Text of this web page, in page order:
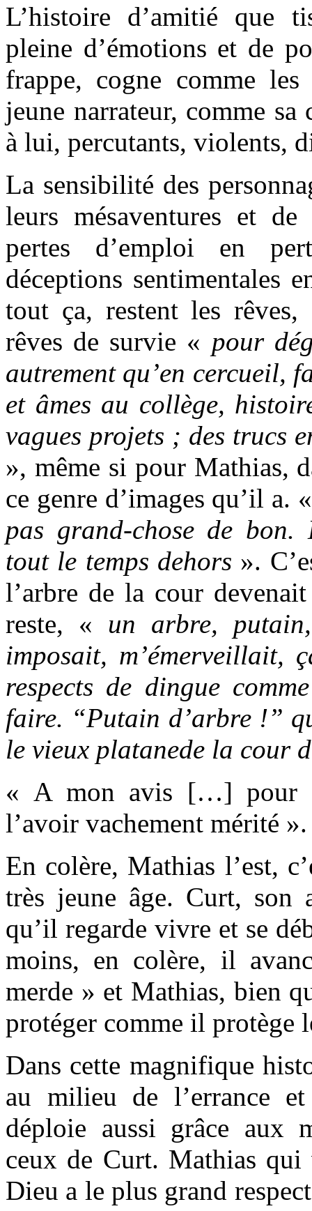
L’histoire d’amitié que
pleine d’émotions et de
frappe, cogne comme
jeune narrateur, comme sa
à lui, percutants, violents,
La sensibilité des
leurs mésaventures et de
pertes d’emploi en
déceptions sentimentales
tout ça, restent les rêves,
rêves de survie « pour
autrement qu’en cercueil,
et âmes au collège,
vagues projets ; des trucs
», même si pour Mathias,
ce genre d’images qu’il a.
pas grand-chose de
tout le temps dehors ».
l’arbre de la cour
reste, « un arbre,
imposait, m’émerveillait,
respects de dingue
faire. “Putain d’arbre !”
le vieux platanede la cour
« A mon avis […] pour
l’avoir vachement mérité ».
En colère, Mathias l’est,
très jeune âge. Curt, son
qu’il regarde vivre et se
moins, en colère, il
merde » et Mathias, bien
protéger comme il protège
Dans cette magnifique
au milieu de l’errance
déploie aussi grâce aux
ceux de Curt. Mathias qui
Dieu a le plus grand